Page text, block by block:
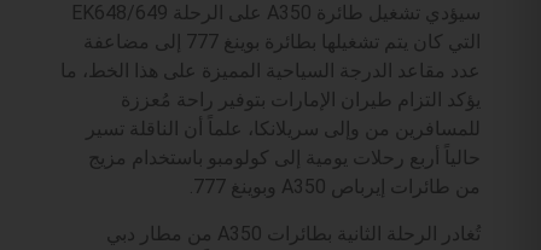
سيؤدي تشغيل طائرة A350 على الرحلة EK648/649
التي كان يتم تشغيلها بطائرة بوينغ 777 إلى مضاعفة
عدد مقاعد الدرجة السياحية المميزة على هذا الخط، ما
يؤكد التزام طيران الإمارات بتوفير راحة مُعززة
للمسافرين من وإلى سريلانكا، علماً أن الناقلة تسير
حالياً أربع رحلات يومية إلى كولومبو باستخدام مزيج
من طائرات إيرباص A350 وبوينغ 777.
تُغادر الرحلة الثانية بطائرات A350 من مطار دبي